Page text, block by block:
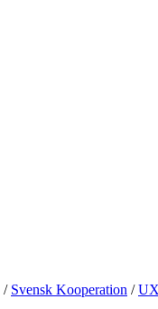
/ Svensk Kooperation /UX